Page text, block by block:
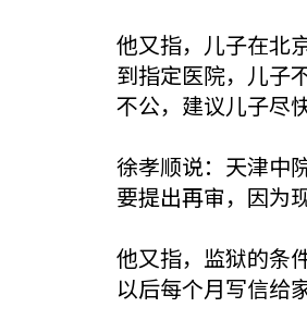
他又指，儿子在北
到指定医院，儿子
不公，建议儿子尽
徐孝顺说：天津中
要提出再审，因为
他又指，监狱的条
以后每个月写信给